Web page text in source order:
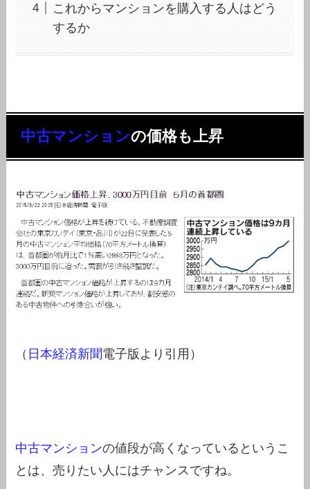
これからマンションを購入する人はどう
するか
中古マンションの価格も上昇
（ 日本経済新聞電子版より引用）
中古マンションの値段が高くなっているというこ
とは、売りたい人にはチャンスですね。